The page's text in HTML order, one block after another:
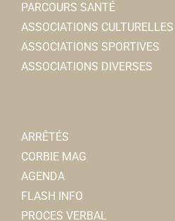
PARCOURS SANTÉ
ASSOCIATIONS CULTURELLES
ASSOCIATIONS SPORTIVES
ASSOCIATIONS DIVERSES
ARRÊTÉS
CORBIE MAG
AGENDA
FLASH INFO
PROCES VERBAL